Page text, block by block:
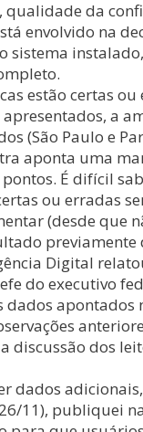
qualidade da
envolvido na
sistema
estão certas ou
a
(São Paulo e
aponta uma
É difícil
ou erradas
(desde que
previamente
Digital
do executivo
dados apontados
discussão dos
dados
11), publiquei